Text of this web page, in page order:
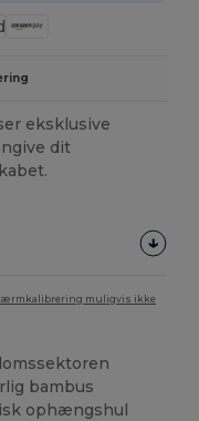
eksklusive
dit
muligvis ikke
bambus
ophængshul